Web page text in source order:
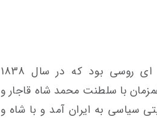
آلکسی دمیتری یویچ سالتیکوف، شاهزاده ای روسی بود که در سال 1838
همزمان با سلطنت محمد شاه قاجار و
سیاسی به ایران آمد و با شاه و